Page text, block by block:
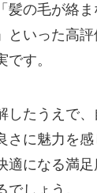
髪の毛が絡
といった高
です。
したうえで
さに魅力を
適になる満
でしょう。